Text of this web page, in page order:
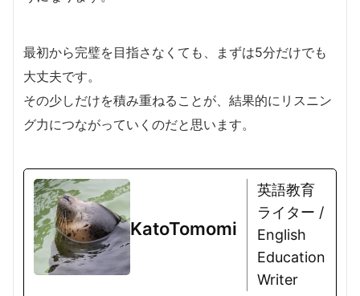
最初から完璧を目指さなくても、まずは5分だけでも
大丈夫です。
その少しだけを積み重ねることが、結果的にリスニン
グ力につながっていくのだと思います。
KatoTomomi
英語教育
ライター /
English
Education
Writer